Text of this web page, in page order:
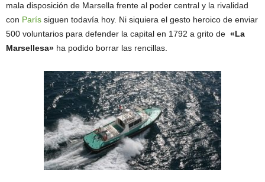
mala disposición de Marsella frente al poder central y la rivalidad
con París siguen todavía hoy. Ni siquiera el gesto heroico de enviar
500 voluntarios para defender la capital en 1792 a grito de «La
Marsellesa» ha podido borrar las rencillas.